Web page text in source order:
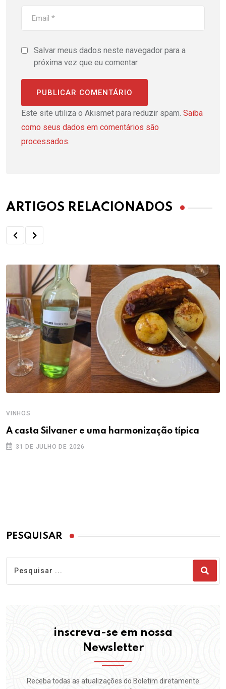
Salvar meus dados neste navegador para a
próxima vez que eu comentar.
Este site utiliza o Akismet para reduzir spam. Saiba
como seus dados em comentários são
processados.
ARTIGOS RELACIONADOS
VINHOS
A casta Silvaner e uma harmonização típica
31 DE JULHO DE 2026
PESQUISAR
inscreva-se em nossa
Newsletter
Receba todas as atualizações do Boletim diretamente